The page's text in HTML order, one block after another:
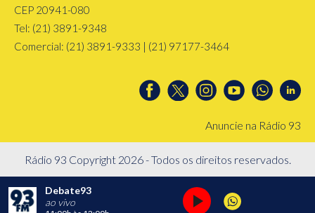
CEP 20941-080
Tel: (21) 3891-9348
Comercial: (21) 3891-9333 | (21) 97177-3464
Anuncie na Rádio 93
Rádio 93 Copyright 2026 - Todos os direitos reservados.
Debate93
ao vivo